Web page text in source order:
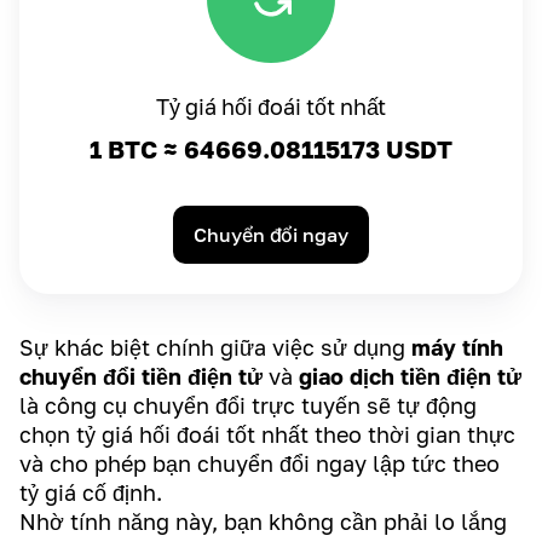
Tỷ giá hối đoái tốt nhất
1 BTC ≈ 64669.08115173 USDT
Chuyển đổi ngay
Sự khác biệt chính giữa việc sử dụng máy tính
chuyển đổi tiền điện tử và giao dịch tiền điện tử
là công cụ chuyển đổi trực tuyến sẽ tự động
chọn tỷ giá hối đoái tốt nhất theo thời gian thực
và cho phép bạn chuyển đổi ngay lập tức theo
tỷ giá cố định.
Nhờ tính năng này, bạn không cần phải lo lắng